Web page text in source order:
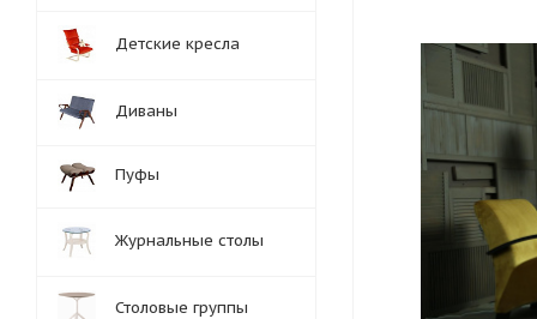
Детские кресла
Диваны
Пуфы
Журнальные столы
Столовые группы